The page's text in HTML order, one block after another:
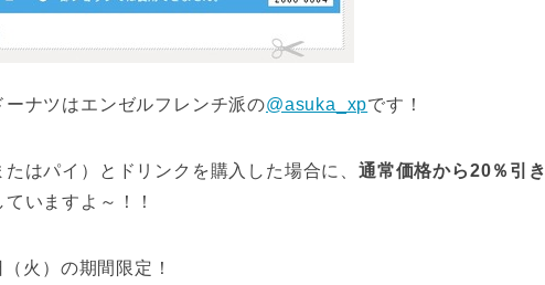
ナツはエンゼルフレンチ派の@asuka_xpです！
たはパイ）とドリンクを購入した場合に、通常価格から20％引き
いますよ～！！
火）の期間限定！